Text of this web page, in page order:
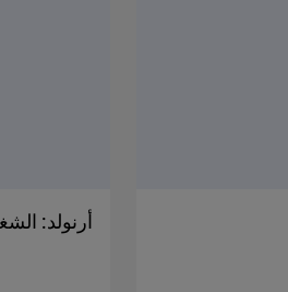
أرنولد: